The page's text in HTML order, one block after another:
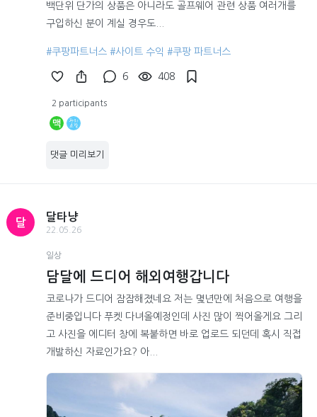
백단위 단가의 상품은 아니라도 골프웨어 관련 상품 여러개를
구입하신 분이 계실 경우도...
#쿠팡파트너스 #사이트 수익 #쿠팡 파트너스
6 408
2 participants
맥
댓글 미리보기
달
달타냥
22.05.26
일상
담달에 드디어 해외여행갑니다
코로나가 드디어 잠잠해졌네요 저는 몇년만에 처음으로 여행을
준비중입니다 푸켓 다녀올예정인데 사진 많이 찍어올게요 그리
고 사진을 에디터 창에 복붙하면 바로 업로드 되던데 혹시 직접
개발하신 자료인가요? 아...